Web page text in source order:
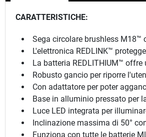
CARATTERISTICHE:
Sega circolare brushless
L'elettronica REDLINK™
La batteria REDLITHIUM™
Robusto gancio per riporre
Con adattatore per poter
Base in alluminio pressato per
Luce LED integrata per
Inclinazione massima di 50°
Funziona con tutte le batterie